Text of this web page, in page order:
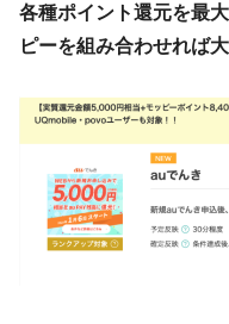
各種ポイント還元を最
ピーを組み合わせれば